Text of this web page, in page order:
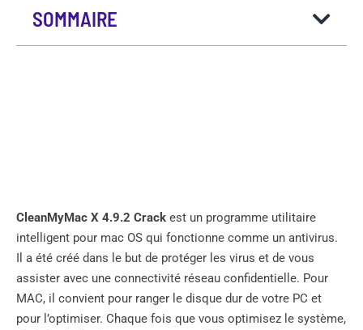
SOMMAIRE
CleanMyMac X 4.9.2 Crack est un programme utilitaire
intelligent pour mac OS qui fonctionne comme un antivirus.
Il a été créé dans le but de protéger les virus et de vous
assister avec une connectivité réseau confidentielle. Pour
MAC, il convient pour ranger le disque dur de votre PC et
pour l’optimiser. Chaque fois que vous optimisez le système,